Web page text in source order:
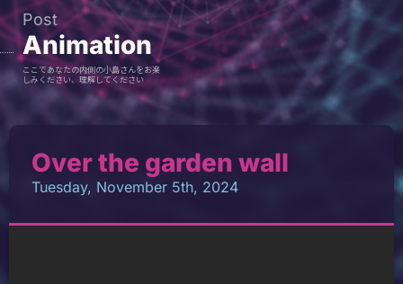
Post
Animation
ここであなたの内側の小島さんをお楽
しみください、理解してください
Over the garden wall
Tuesday, November 5th, 2024